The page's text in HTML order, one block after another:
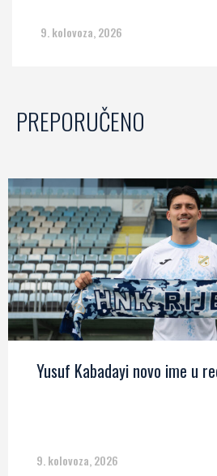
9. kolovoza, 2026
PREPORUČENO
Yusuf Kabadayi novo ime u
9. kolovoza, 2026